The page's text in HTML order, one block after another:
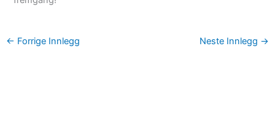
← Forrige Innlegg Neste Innlegg →